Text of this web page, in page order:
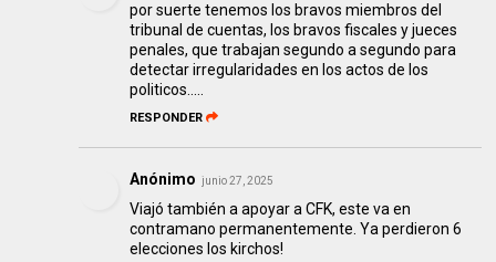
por suerte tenemos los bravos miembros del
tribunal de cuentas, los bravos fiscales y jueces
penales, que trabajan segundo a segundo para
detectar irregularidades en los actos de los
politicos.....
RESPONDER
Anónimo junio 27, 2025
Viajó también a apoyar a CFK, este va en
contramano permanentemente. Ya perdieron 6
elecciones los kirchos!